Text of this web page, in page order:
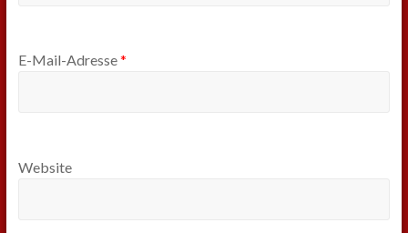
E-Mail-Adresse*
Website